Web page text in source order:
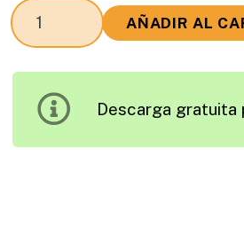
Blance
del
Carreteras
AÑADIR AL
Descarga gratuita